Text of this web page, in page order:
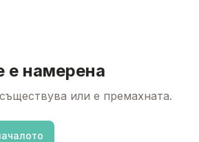
е намерена
или е премахната.